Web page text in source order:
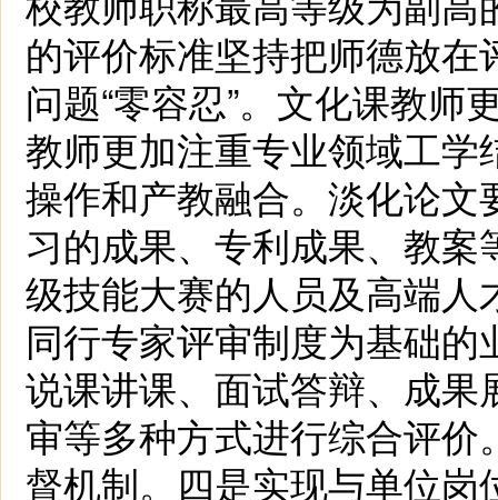
的评价标准坚持把师德放
问题“零容忍”。文化课教
教师更加注重专业领域工
操作和产教融合。淡化论
习的成果、专利成果、教
级技能大赛的人员及高端
同行专家评审制度为基础
说课讲课、面试答辩、成
审等多种方式进行综合评
督机制。四是实现与单位